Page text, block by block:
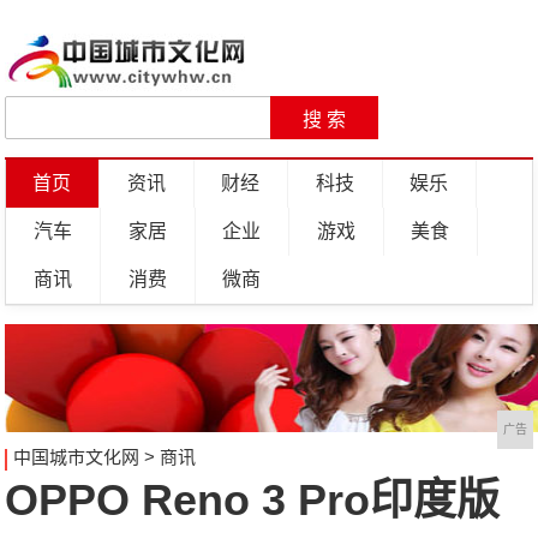
首页 资讯 财经 科技 娱乐
汽车 家居 企业 游戏 美食
商讯 消费 微商
广告
中国城市文化网 > 商讯
OPPO Reno 3 Pro印度版